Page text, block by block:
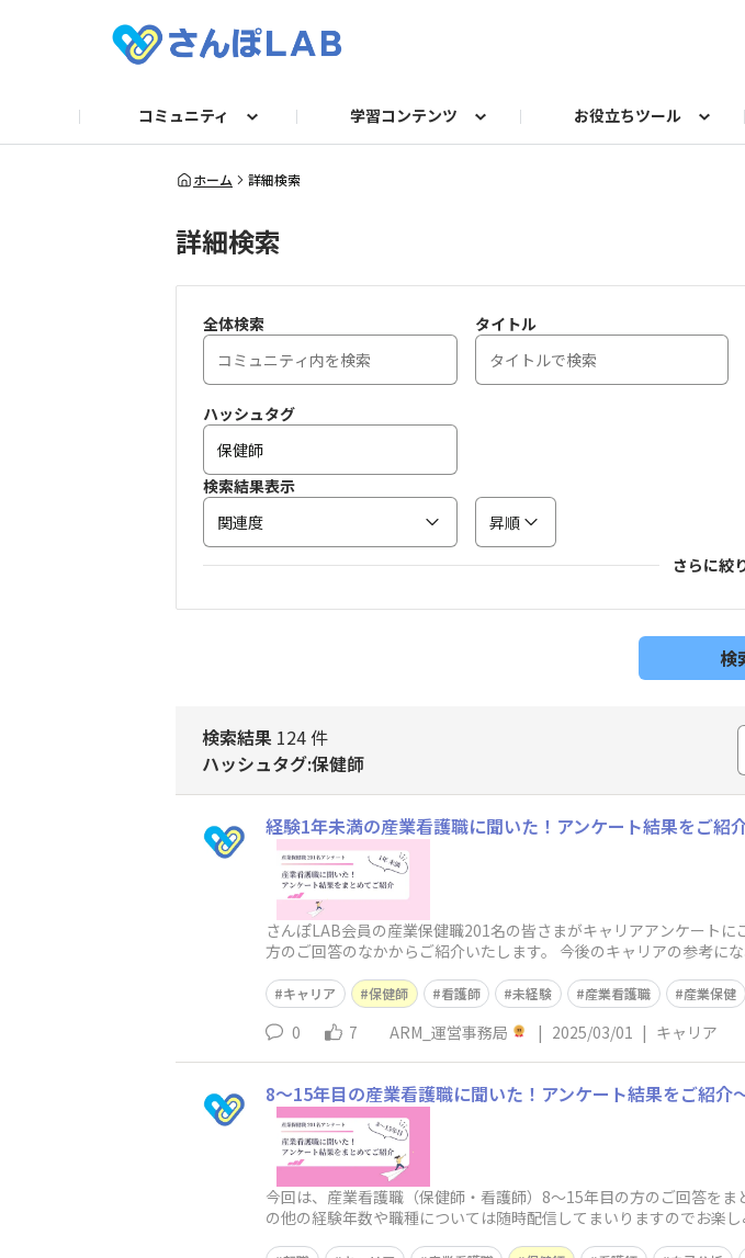
コミュニティ
自己紹介 お困りごとQ＆A
学習コンテンツ
セミナー 動画
お役立ちツール
衛生講話資料
求人TOP 産業医
法令／旬ネタ
ホーム 詳細検索
詳細検索
全体検索 タイトル
ハッシュタグ
検索結果表示
関連度
昇順
さらに絞
検
検索結果 124 件
ハッシュタグ:保健師
経験1年未満の産業看護職に聞いた！アンケート結果をご紹
さんぽLAB会員の産業保健職201名の皆さまがキャリアアンケート
方のご回答のなかからご紹介いたします。 今後のキャリアの参考に
キャリア 保健師 看護師 未経験 産業看護職 産業保健
0 7 ARM_運営事務局 | 2025/03/01 | キャリア
8～15年目の産業看護職に聞いた！アンケート結果をご紹介
今回は、産業看護職（保健師・看護師）8～15年目の方のご回答を
の他の経験年数や職種については随時配信してまいりますのでお楽